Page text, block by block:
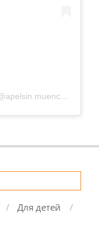
Публикация от Apelsin | Апельсин (@apelsin.muenchen)
Для детей